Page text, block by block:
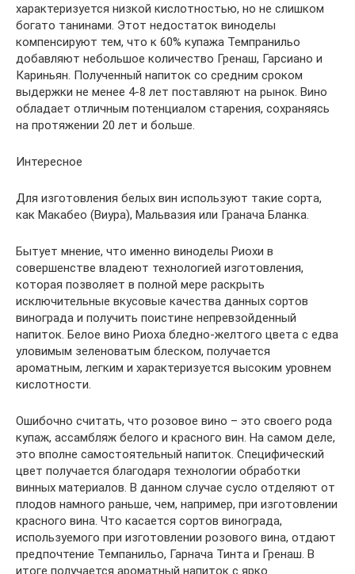
характеризуется низкой кислотностью, но не слишком
богато танинами. Этот недостаток виноделы
компенсируют тем, что к 60% купажа Темпранильо
добавляют небольшое количество Гренаш, Гарсиано и
Кариньян. Полученный напиток со средним сроком
выдержки не менее 4-8 лет поставляют на рынок. Вино
обладает отличным потенциалом старения, сохраняясь
на протяжении 20 лет и больше.
Интересное
Для изготовления белых вин используют такие сорта,
как Макабео (Виура), Мальвазия или Гранача Бланка.
Бытует мнение, что именно виноделы Риохи в
совершенстве владеют технологией изготовления,
которая позволяет в полной мере раскрыть
исключительные вкусовые качества данных сортов
винограда и получить поистине непревзойденный
напиток. Белое вино Риоха бледно-желтого цвета с едва
уловимым зеленоватым блеском, получается
ароматным, легким и характеризуется высоким уровнем
кислотности.
Ошибочно считать, что розовое вино – это своего рода
купаж, ассамбляж белого и красного вин. На самом деле,
это вполне самостоятельный напиток. Специфический
цвет получается благодаря технологии обработки
винных материалов. В данном случае сусло отделяют от
плодов намного раньше, чем, например, при изготовлении
красного вина. Что касается сортов винограда,
используемого при изготовлении розового вина, отдают
предпочтение Темпанильо, Гарнача Тинта и Гренаш. В
итоге получается ароматный напиток с ярко